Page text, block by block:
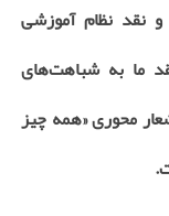
نقد نظام آموزشی
ما به شباهت‌های
محوری «همه چیز